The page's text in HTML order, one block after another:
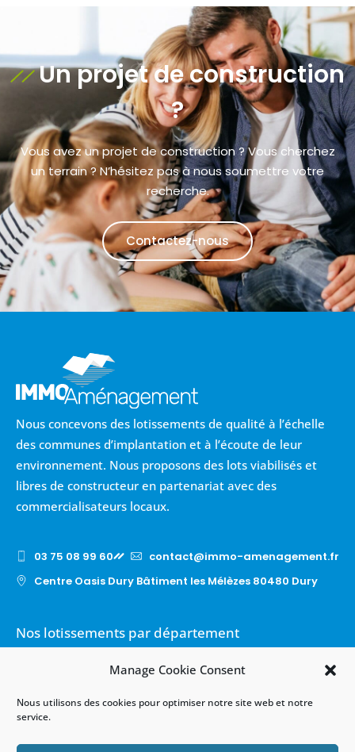
Manage Cookie Consent
Nous utilisons des cookies pour optimiser notre site web et notre
service.
Un projet de construction
?
Vous avez un projet de construction ? Vous cherchez
un terrain ? N’hésitez pas à nous soumettre votre
recherche.
Contactez-nous
Nous concevons des lotissements de qualité à l’échelle
des communes d’implantation et à l’écoute de leur
environnement. Nous proposons des lots viabilisés et
libres de constructeur en partenariat avec des
commercialisateurs locaux.
03 75 08 99 60
contact@immo-amenagement.fr
Centre Oasis Dury Bâtiment les Mélèzes 80480 Dury
Nos lotissements par département
Nos lotissements - Val-D'Oise (95)